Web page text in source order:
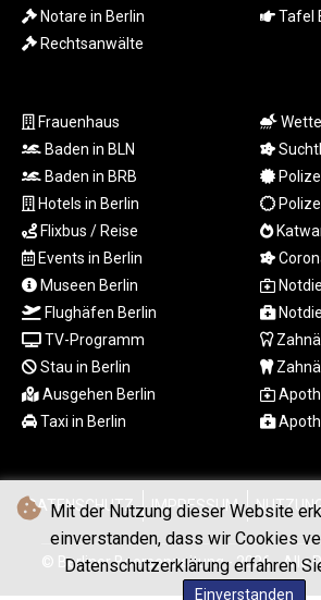
Mit der Nutzung dieser Website
einverstanden, dass wir Cookies
Datenschutzerklärung erfahren
Einverstanden
LBP
LTL
LVL
LYD
MAD
MDL
MGA
MKD
MMK
MNT
MOP
MVR
MWK
MXN
MYR
Notare in Berlin
Rechtsanwälte
Tafel
Frauenhaus
Baden in BLN
Baden in BRB
Hotels in Berlin
Flixbus / Reise
Events in Berlin
Museen Berlin
Flughäfen Berlin
TV-Programm
Stau in Berlin
Ausgehen Berlin
Taxi in Berlin
DATENSCHUTZ IMPRESSUM
© Berliner Boersenzeitung - 2026 - Alle